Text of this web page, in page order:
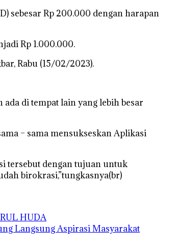
sebesar Rp 200.000 dengan harapan
Rp 1.000.000.
Rabu (15/02/2023).
di tempat lain yang lebih besar
– sama mensukseskan Aplikasi
tersebut dengan tujuan untuk
birokrasi,”tungkasnya(br)
HUDA
Langsung Aspirasi Masyarakat